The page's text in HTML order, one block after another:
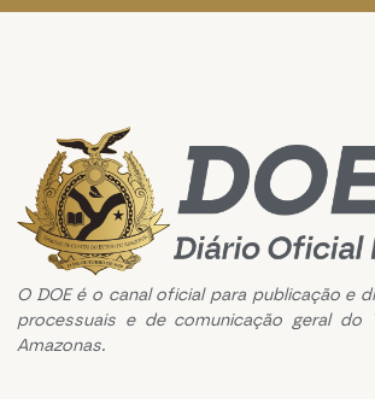
O DOE é o canal oficial para publicação e
processuais e de comunicação geral
Amazonas.